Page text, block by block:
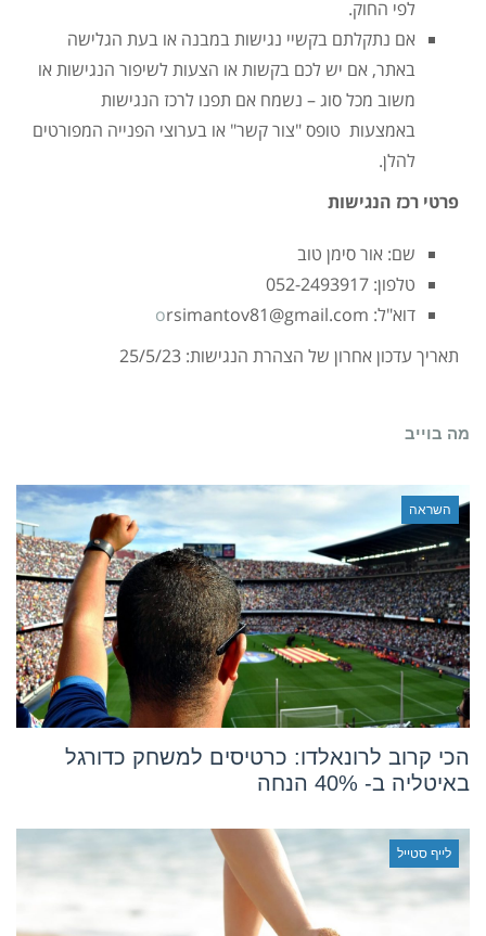
לפי החוק.
אם נתקלתם בקשיי נגישות במבנה או בעת הגלישה
באתר, אם יש לכם בקשות או הצעות לשיפור הנגישות או
משוב מכל סוג – נשמח אם תפנו לרכז הנגישות
באמצעות טופס "צור קשר" או בערוצי הפנייה המפורטים
להלן.
פרטי רכז הנגישות
שם: אור סימן טוב
טלפון: 052-2493917
דוא"ל:
orsimantov81@gmail.com
תאריך עדכון אחרון של הצהרת הנגישות: 25/5/23
מה בוייב
השראה
הכי קרוב לרונאלדו: כרטיסים למשחק כדורגל
באיטליה ב- 40% הנחה
לייף סטייל